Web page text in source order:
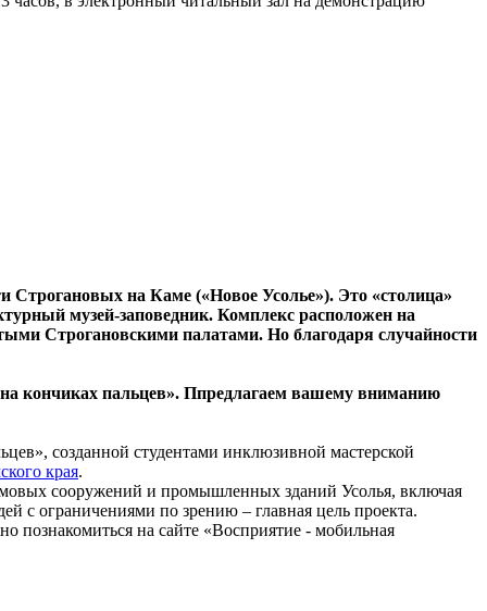
Строгановых на Каме («Новое Усолье»). Это «столица»
музей-заповедник. Комплекс расположен на
Строгановскими палатами. Но благодаря случайности
кончиках пальцев». Ппредлагаем вашему вниманию
созданной студентами инклюзивной мастерской
края.
сооружений и промышленных зданий Усолья, включая
с ограничениями по зрению – главная цель проекта.
познакомиться на сайте «Восприятие - мобильная